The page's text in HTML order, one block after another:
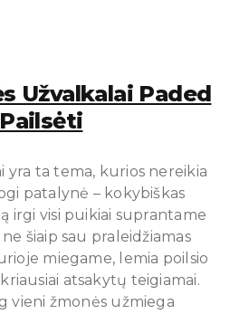
Užvalkalai Paded
yra ta tema, kurios nereikia
patalynė – kokybiškas
irgi visi puikiai suprantame
šiaip sau praleidžiamas
miegame, lemia poilsio
atsakytų teigiamai.
vieni žmonės užmiega